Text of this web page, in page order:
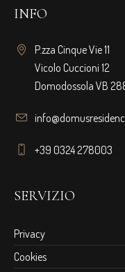
INFO
P.zza Cinque Vie 11
Vicolo Cuccioni 12
Domodossola VB
+39 0324 278003
SERVIZIO
Privacy
Cookies